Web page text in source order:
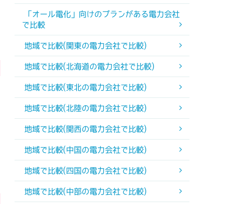
「オール電化」向けのプランがある電力会社
で比較
地域で比較(関東の電力会社で比較)
地域で比較(北海道の電力会社で比較)
地域で比較(東北の電力会社で比較)
地域で比較(北陸の電力会社で比較)
地域で比較(関西の電力会社で比較)
地域で比較(中国の電力会社で比較)
地域で比較(四国の電力会社で比較)
地域で比較(中部の電力会社で比較)